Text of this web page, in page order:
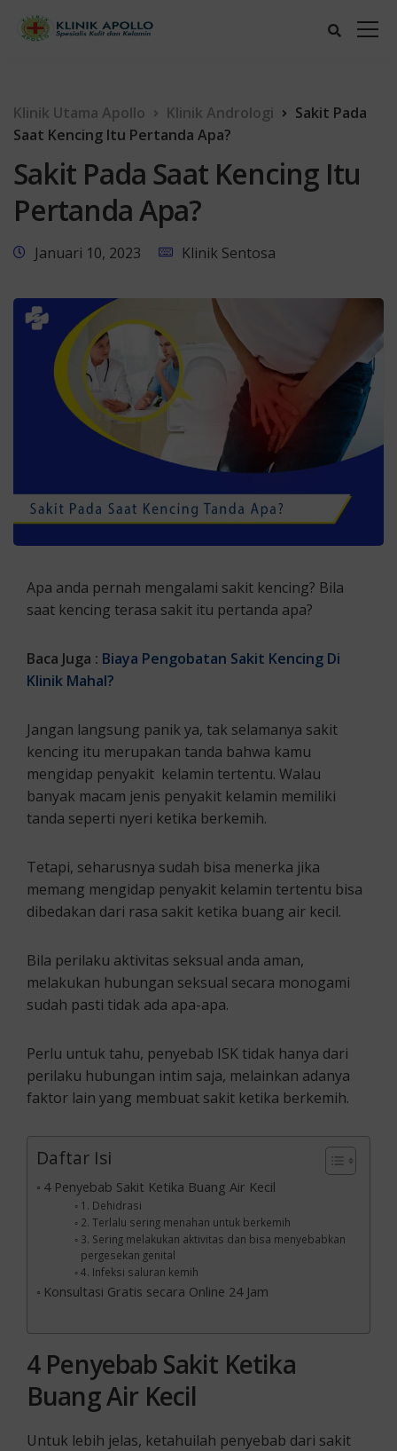
Klinik Utama Apollo Klinik Andrologi
Sakit Pada
Saat Kencing Itu Pertanda Apa?
Sakit Pada Saat Kencing Itu
Pertanda Apa?
Januari 10, 2023 Klinik Sentosa
Apa anda pernah mengalami sakit kencing? Bila
saat kencing terasa sakit itu pertanda apa?
Baca Juga : Biaya Pengobatan Sakit Kencing Di
Klinik Mahal?
Jangan langsung panik ya, tak selamanya sakit
kencing itu merupakan tanda bahwa kamu
mengidap penyakit kelamin tertentu. Walau
banyak macam jenis penyakit kelamin memiliki
tanda seperti nyeri ketika berkemih.
Tetapi, seharusnya sudah bisa menerka jika
memang mengidap penyakit kelamin tertentu bisa
dibedakan dari rasa sakit ketika buang air kecil.
Bila perilaku aktivitas seksual anda aman,
melakukan hubungan seksual secara monogami
sudah pasti tidak ada apa-apa.
Perlu untuk tahu, penyebab ISK tidak hanya dari
perilaku hubungan intim saja, melainkan adanya
faktor lain yang membuat sakit ketika berkemih.
Daftar Isi
4 Penyebab Sakit Ketika Buang Air Kecil
1. Dehidrasi
2. Terlalu sering menahan untuk berkemih
3. Sering melakukan aktivitas dan bisa menyebabkan
pergesekan genital
4. Infeksi saluran kemih
Konsultasi Gratis secara Online 24 Jam
4 Penyebab Sakit Ketika
Buang Air Kecil
Untuk lebih jelas, ketahuilah penyebab dari sakit